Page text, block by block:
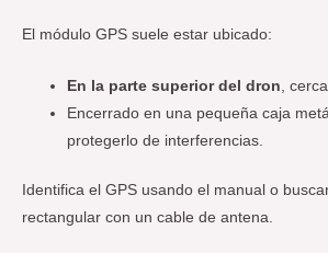
El módulo GPS suele estar ubicado:
En la parte superior del dron ,
Encerrado en una pequeña caja
protegerlo de interferencias.
Identifica el GPS usando el manual o
rectangular con un cable de antena.